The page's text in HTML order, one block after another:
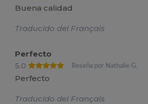
Buena calidad
Traducido del Français
Perfecto
5.0
Reseña por Nathalie G.
Perfecto
Traducido del Français